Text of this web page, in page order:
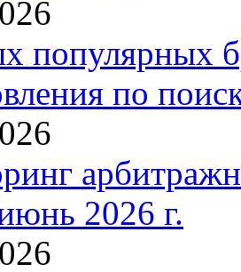
популярных
по
2026 г.